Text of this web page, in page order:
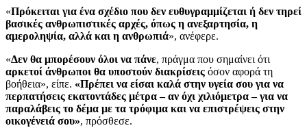
«Πρόκειται για ένα σχέδιο που δεν ευθυγραμμίζεται ή δεν τηρεί
βασικές ανθρωπιστικές αρχές, όπως η ανεξαρτησία, η
αμεροληψία, αλλά και η ανθρωπιά», ανέφερε.
«Δεν θα μπορέσουν όλοι να πάνε, πράγμα που σημαίνει ότι
αρκετοί άνθρωποι θα υποστούν διακρίσεις όσον αφορά τη
βοήθεια», είπε. «Πρέπει να είσαι καλά στην υγεία σου για να
περπατήσεις εκατοντάδες μέτρα – αν όχι χιλιόμετρα – για να
παραλάβεις το δέμα με τα τρόφιμα και να επιστρέψεις στην
οικογένειά σου», πρόσθεσε.